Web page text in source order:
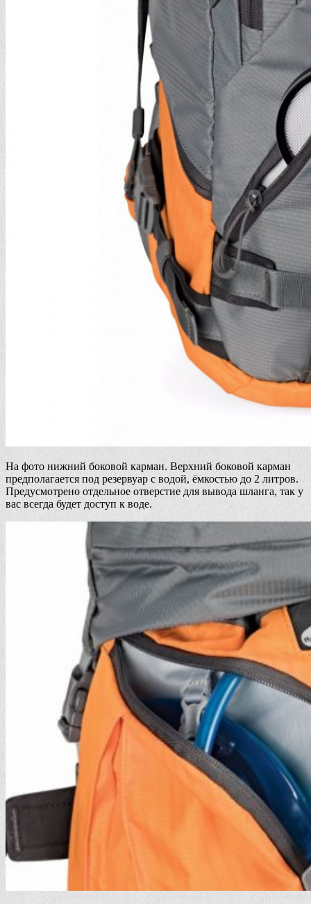
На фото нижний боковой карман. Верхний боковой карман
предполагается под резервуар с водой, ёмкостью до 2 литров.
Предусмотрено отдельное отверстие для вывода шланга, так у
вас всегда будет доступ к воде.